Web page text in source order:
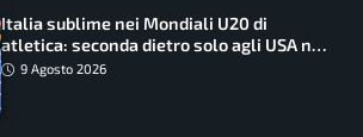
Italia sublime nei Mondiali U20 di
atletica: seconda dietro solo agli USA nel
medagliere
9 Agosto 2026